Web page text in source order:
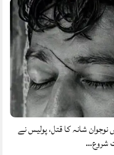
شانہ کا قتل، پولیس نے
شروع…